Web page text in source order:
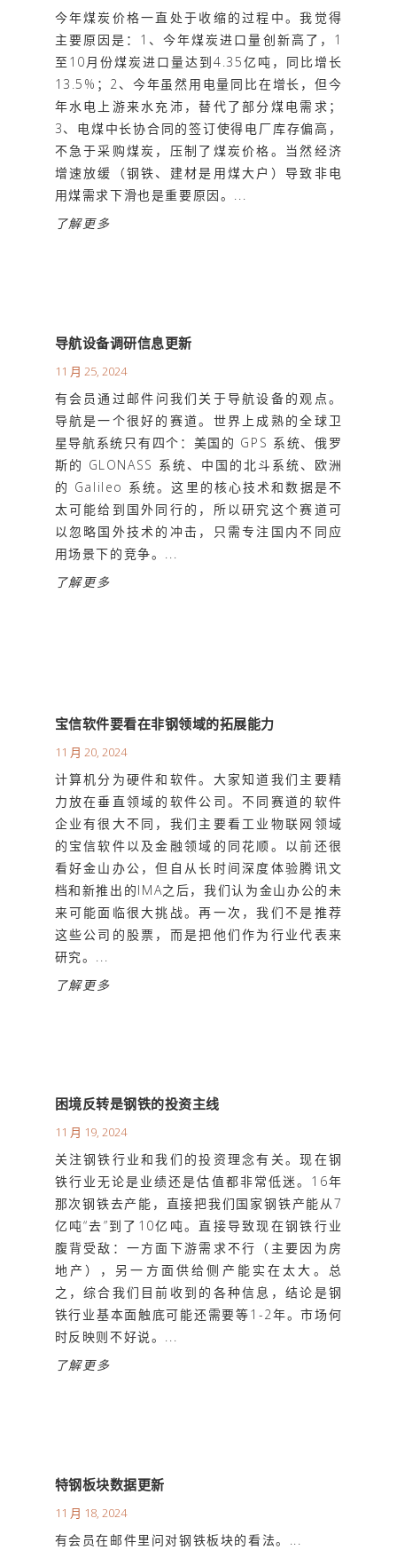
今年煤炭价格一直处于收缩的过程中。我觉得
主要原因是：1、今年煤炭进口量创新高了，1
至10月份煤炭进口量达到4.35亿吨，同比增长
13.5%；2、今年虽然用电量同比在增长，但今
年水电上游来水充沛，替代了部分煤电需求；
3、电煤中长协合同的签订使得电厂库存偏高，
不急于采购煤炭，压制了煤炭价格。当然经济
增速放缓（钢铁、建材是用煤大户）导致非电
用煤需求下滑也是重要原因。...
了解更多
导航设备调研信息更新
11 月 25, 2024
有会员通过邮件问我们关于导航设备的观点。
导航是一个很好的赛道。世界上成熟的全球卫
星导航系统只有四个：美国的 GPS 系统、俄罗
斯的 GLONASS 系统、中国的北斗系统、欧洲
的 Galileo 系统。这里的核心技术和数据是不
太可能给到国外同行的，所以研究这个赛道可
以忽略国外技术的冲击，只需专注国内不同应
用场景下的竞争。...
了解更多
宝信软件要看在非钢领域的拓展能力
11 月 20, 2024
计算机分为硬件和软件。大家知道我们主要精
力放在垂直领域的软件公司。不同赛道的软件
企业有很大不同，我们主要看工业物联网领域
的宝信软件以及金融领域的同花顺。以前还很
看好金山办公，但自从长时间深度体验腾讯文
档和新推出的IMA之后，我们认为金山办公的未
来可能面临很大挑战。再一次，我们不是推荐
这些公司的股票，而是把他们作为行业代表来
研究。...
了解更多
困境反转是钢铁的投资主线
11 月 19, 2024
关注钢铁行业和我们的投资理念有关。现在钢
铁行业无论是业绩还是估值都非常低迷。16年
那次钢铁去产能，直接把我们国家钢铁产能从7
亿吨“去”到了10亿吨。直接导致现在钢铁行业
腹背受敌：一方面下游需求不行（主要因为房
地产），另一方面供给侧产能实在太大。总
之，综合我们目前收到的各种信息，结论是钢
铁行业基本面触底可能还需要等1-2年。市场何
时反映则不好说。...
了解更多
特钢板块数据更新
11 月 18, 2024
有会员在邮件里问对钢铁板块的看法。...